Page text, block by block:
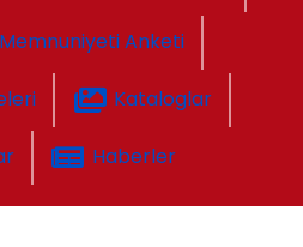
Anketi
Kataloglar
Haberler